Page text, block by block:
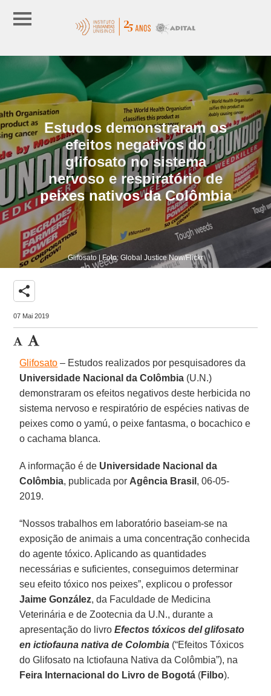
Estudos demonstraram os
efeitos negativos do
glifosato no sistema
nervoso e respiratório de
peixes nativos da Colômbia
Glifosato | Foto: Global Justice Now/Flickr
share
07 Mai 2019
Glifosato – Estudos realizados por pesquisadores da
Universidade Nacional da Colômbia (U.N.)
demonstraram os efeitos negativos deste herbicida no
sistema nervoso e respiratório de espécies nativas de
peixes como o yamú, o peixe fantasma, o bocachico e
o cachama blanca.
A informação é de Universidade Nacional da
Colômbia, publicada por Agência Brasil , 06-05-
2019.
“Nossos trabalhos em laboratório baseiam-se na
exposição de animais a uma concentração conhecida
do agente tóxico. Aplicando as quantidades
necessárias e suficientes, conseguimos determinar
seu efeito tóxico nos peixes”, explicou o professor
Jaime González, da Faculdade de Medicina
Veterinária e de Zootecnia da U.N., durante a
apresentação do livroEfectos tóxicos del glifosato
en ictiofauna nativa de Colombia (“Efeitos Tóxicos
do Glifosato na Ictiofauna Nativa da Colômbia”), na
Feira Internacional do Livro de Bogotá (Filbo).